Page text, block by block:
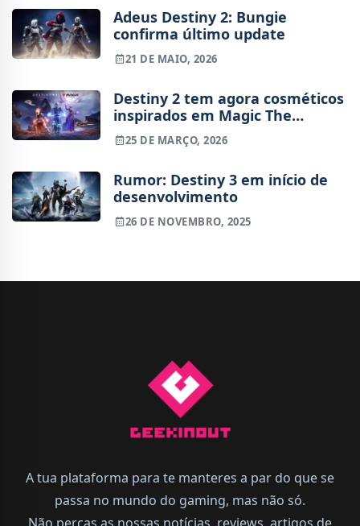
Adeus Destiny 2: Bungie
confirma último update
21 DE MAIO, 2026
Destiny 2 tem agora cosméticos
inspirados em Magic The
Gathering
25 DE MARÇO, 2026
Rumor: Destiny 3 em início de
desenvolvimento
26 DE NOVEMBRO, 2025
A tua plataforma para te manteres a par do que se
passa no mundo do gaming, mas não só.